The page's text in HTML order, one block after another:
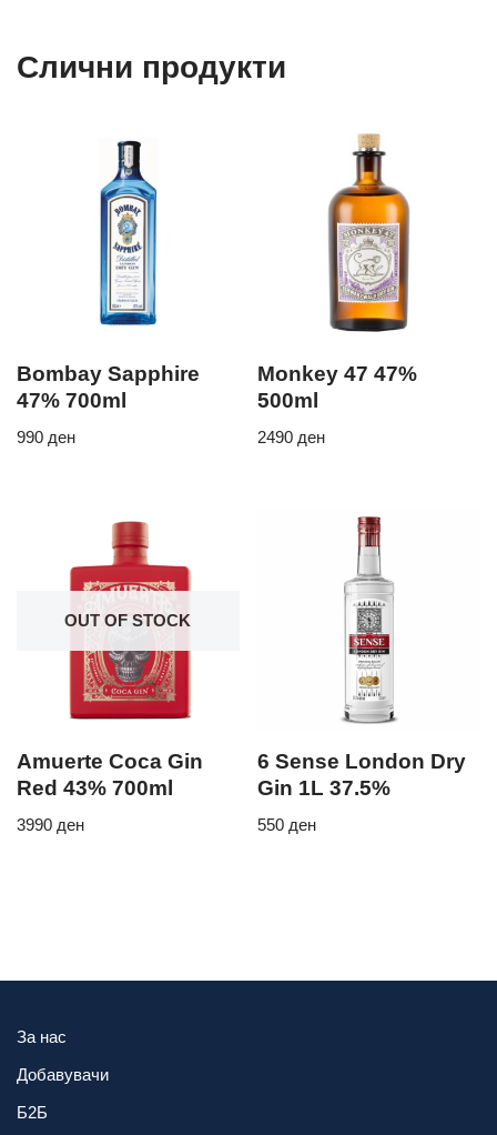
Слични продукти
Bombay Sapphire
47% 700ml
990 ден
Monkey 47 47%
500ml
2490 ден
OUT OF STOCK
Amuerte Coca Gin
Red 43% 700ml
3990 ден
6 Sense London Dry
Gin 1L 37.5%
550 ден
За нас
Добавувачи
Б2Б